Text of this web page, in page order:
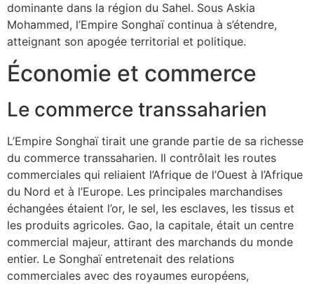
dominante dans la région du Sahel. Sous Askia
Mohammed, l’Empire Songhaï continua à s’étendre,
atteignant son apogée territorial et politique.
Économie et commerce
Le commerce transsaharien
L’Empire Songhaï tirait une grande partie de sa richesse
du commerce transsaharien. Il contrôlait les routes
commerciales qui reliaient l’Afrique de l’Ouest à l’Afrique
du Nord et à l’Europe. Les principales marchandises
échangées étaient l’or, le sel, les esclaves, les tissus et
les produits agricoles. Gao, la capitale, était un centre
commercial majeur, attirant des marchands du monde
entier. Le Songhaï entretenait des relations
commerciales avec des royaumes européens,